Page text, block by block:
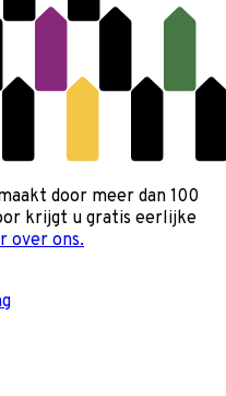
door meer dan 100
krijgt u gratis eerlijke
over ons.